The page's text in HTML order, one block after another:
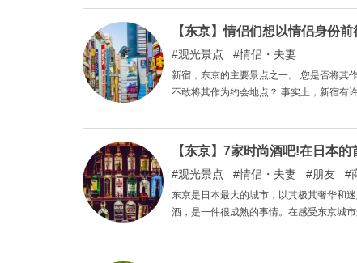
天气影响，这篇文章也是不错的选择！ 来
【东京】情侣们想以情侣身份
观光景点 情侣・夫妻
新宿，东京的主要景点之一。 您是否将其
不敢将其作为约会地点？ 事实上，新宿有
【东京】7家时尚酒吧!在日本
观光景点 情侣・夫妻 朋友
东京是日本最大的城市，以其极其奢华和
酒，是一件很成熟的事情。在感受东京城